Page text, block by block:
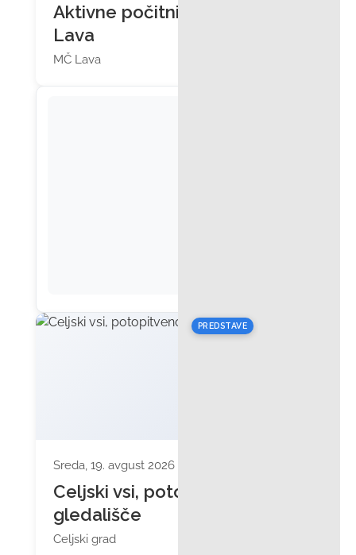
Aktivne počitnice: MČ
Lava
MČ Lava
PREDSTAVE
Sreda, 19. avgust 2026 ob 19:00
Celjski vsi, potopitveno
gledališče
Celjski grad